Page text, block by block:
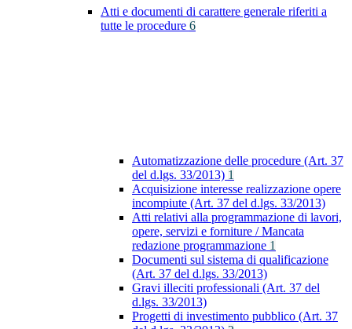
Atti e documenti di carattere generale riferiti a
tutte le procedure 6
Automatizzazione delle procedure (Art. 37
del d.lgs. 33/2013) 1
Acquisizione interesse realizzazione opere
incompiute (Art. 37 del d.lgs. 33/2013)
Atti relativi alla programmazione di lavori,
opere, servizi e forniture / Mancata
redazione programmazione 1
Documenti sul sistema di qualificazione
(Art. 37 del d.lgs. 33/2013)
Gravi illeciti professionali (Art. 37 del
d.lgs. 33/2013)
Progetti di investimento pubblico (Art. 37